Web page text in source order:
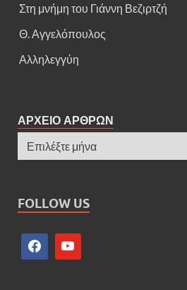
Στη μνήμη του Γιάννη Βεζιρτζή
Θ. Αγγελόπουλος
Αλληλεγγύη
ΑΡΧΕΙΟ ΑΡΘΡΩΝ
FOLLOW US